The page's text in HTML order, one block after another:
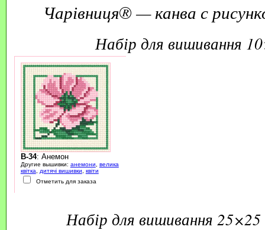
Чарівниця® — канва с
набір для вишивання
B-34: Анемон
Другие вышивки: анемони, велика
квітка, дитячі вишивки, квіти
Отметить для заказа
набір для вишивання 25×25